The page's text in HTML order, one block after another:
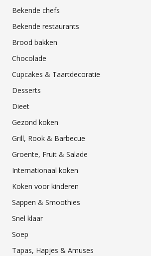
Bekende chefs
Bekende restaurants
Brood bakken
Chocolade
Cupcakes & Taartdecoratie
Desserts
Dieet
Gezond koken
Grill, Rook & Barbecue
Groente, Fruit & Salade
Internationaal koken
Koken voor kinderen
Sappen & Smoothies
Snel klaar
Soep
Tapas, Hapjes & Amuses